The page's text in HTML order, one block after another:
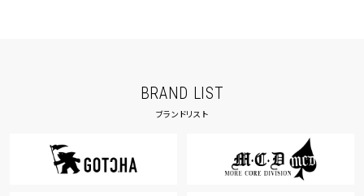
BRAND LIST
ブランドリスト